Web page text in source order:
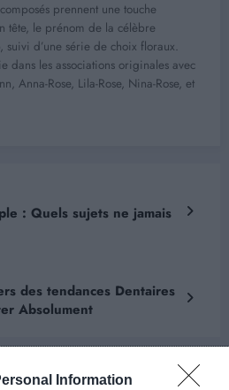
Information
prennent une touche
tête, le prénom de la célèbre
suivi d’une série de choix floraux.
dans les associations originales avec
Anna-Rose, Lila-Rose, Nina-Rose, et
: Quels sujets ne jamais
des tendances Dentaires
Absolument